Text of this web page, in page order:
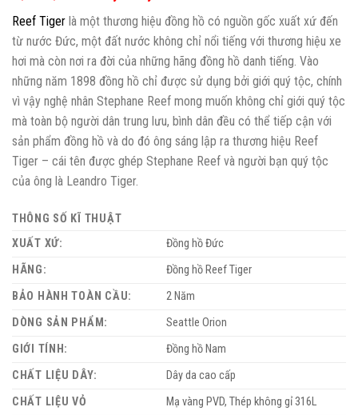
Reef Tiger là một thương hiệu đồng hồ có nguồn gốc xuất xứ đến
từ nước Đức, một đất nước không chỉ nổi tiếng với thương hiệu xe
hơi mà còn nơi ra đời của những hãng đồng hồ danh tiếng. Vào
những năm 1898 đồng hồ chỉ được sử dụng bởi giới quý tộc, chính
vì vậy nghệ nhân Stephane Reef mong muốn không chỉ giới quý tộc
mà toàn bộ người dân trung lưu, bình dân đều có thể tiếp cận với
sản phẩm đồng hồ và do đó ông sáng lập ra thương hiệu Reef
Tiger – cái tên được ghép Stephane Reef và người bạn quý tộc
của ông là Leandro Tiger.
THÔNG SỐ KĨ THUẬT
XUẤT XỨ:
Đồng hồ Đức
HÃNG:
Đồng hồ Reef Tiger
BẢO HÀNH TOÀN CẦU:
2 Năm
DÒNG SẢN PHẨM:
Seattle Orion
GIỚI TÍNH:
Đồng hồ Nam
CHẤT LIỆU DÂY:
Dây da cao cấp
CHẤT LIỆU VỎ
Mạ vàng PVD, Thép không gỉ 316L